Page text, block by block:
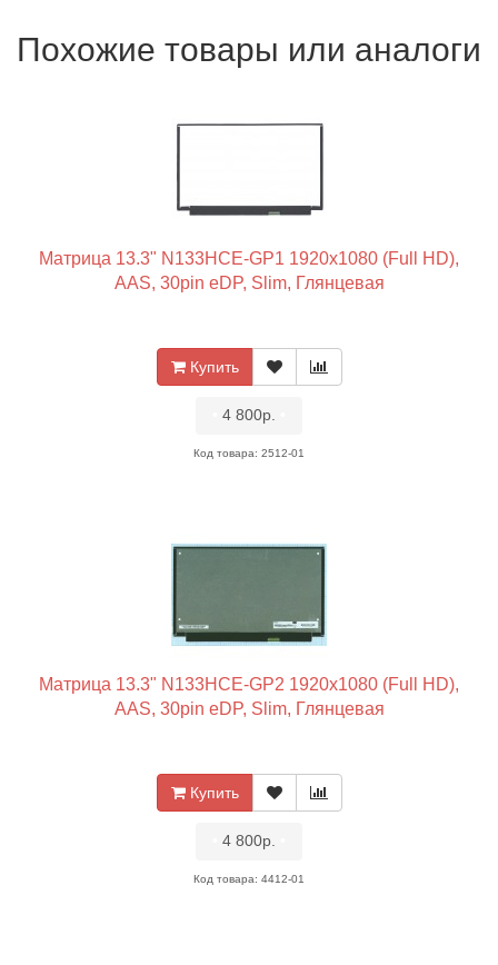
Похожие товары или аналоги
Матрица 13.3" N133HCE-GP1 1920x1080 (Full HD),
AAS, 30pin eDP, Slim, Глянцевая
Купить
4 800р.
Код товара: 2512-01
Матрица 13.3" N133HCE-GP2 1920x1080 (Full HD),
AAS, 30pin eDP, Slim, Глянцевая
Купить
4 800р.
Код товара: 4412-01